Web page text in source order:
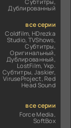
Субтитры,
Дублированный
все серии
Coldfilm, HDrezka
Studio, TVShows,
Субтитры,
Оригинальный,
Дублированный,
LostFilm, Укр.
Субтитры, Jaskier,
ViruseProject, Red
Head Sound
все серии
Force Media,
SoftBox